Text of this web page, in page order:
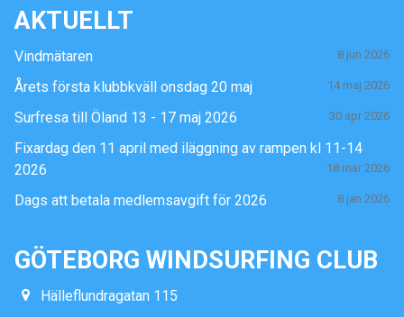
AKTUELLT
Vindmätaren 8 jun 2026
Årets första klubbkväll onsdag 20 maj 14 maj 2026
Surfresa till Öland 13 - 17 maj 2026 30 apr 2026
Fixardag den 11 april med iläggning av rampen kl 11-14
2026
18 mar 2026
Dags att betala medlemsavgift för 2026 8 jan 2026
GÖTEBORG WINDSURFING CLUB
Hälleflundragatan 115